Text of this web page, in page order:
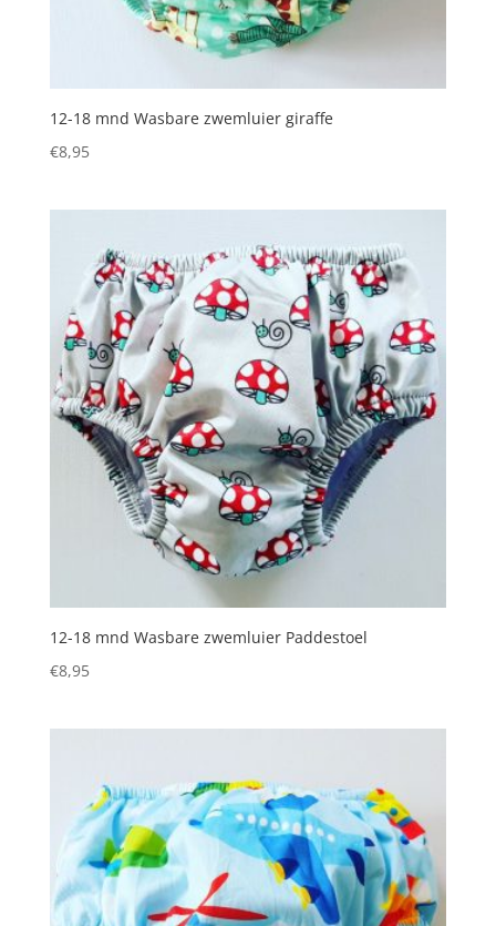
12-18 mnd Wasbare zwemluier giraffe
€8,95
12-18 mnd Wasbare zwemluier Paddestoel
€8,95